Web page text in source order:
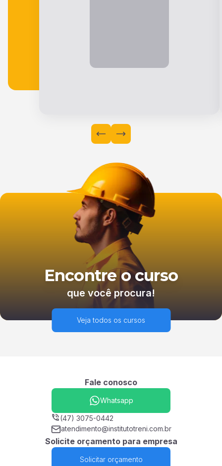
Encontre o curso
que você procura!
Veja todos os cursos
Fale conosco
Whatsapp
(47) 3075-0442
atendimento@institutotreni.com.br
Solicite orçamento para empresa
Solicitar orçamento